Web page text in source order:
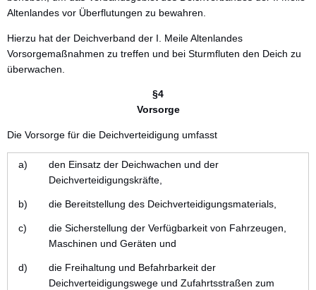
Altenlandes vor Überflutungen zu bewahren.
Hierzu hat der Deichverband der I. Meile Altenlandes
Vorsorgemaßnahmen zu treffen und bei Sturmfluten den Deich zu
überwachen.
§4
Vorsorge
Die Vorsorge für die Deichverteidigung umfasst
a)
den Einsatz der Deichwachen und der
Deichverteidigungskräfte,
b) die Bereitstellung des Deichverteidigungsmaterials,
c)
die Sicherstellung der Verfügbarkeit von Fahrzeugen,
Maschinen und Geräten und
d)
die Freihaltung und Befahrbarkeit der
Deichverteidigungswege und Zufahrtsstraßen zum